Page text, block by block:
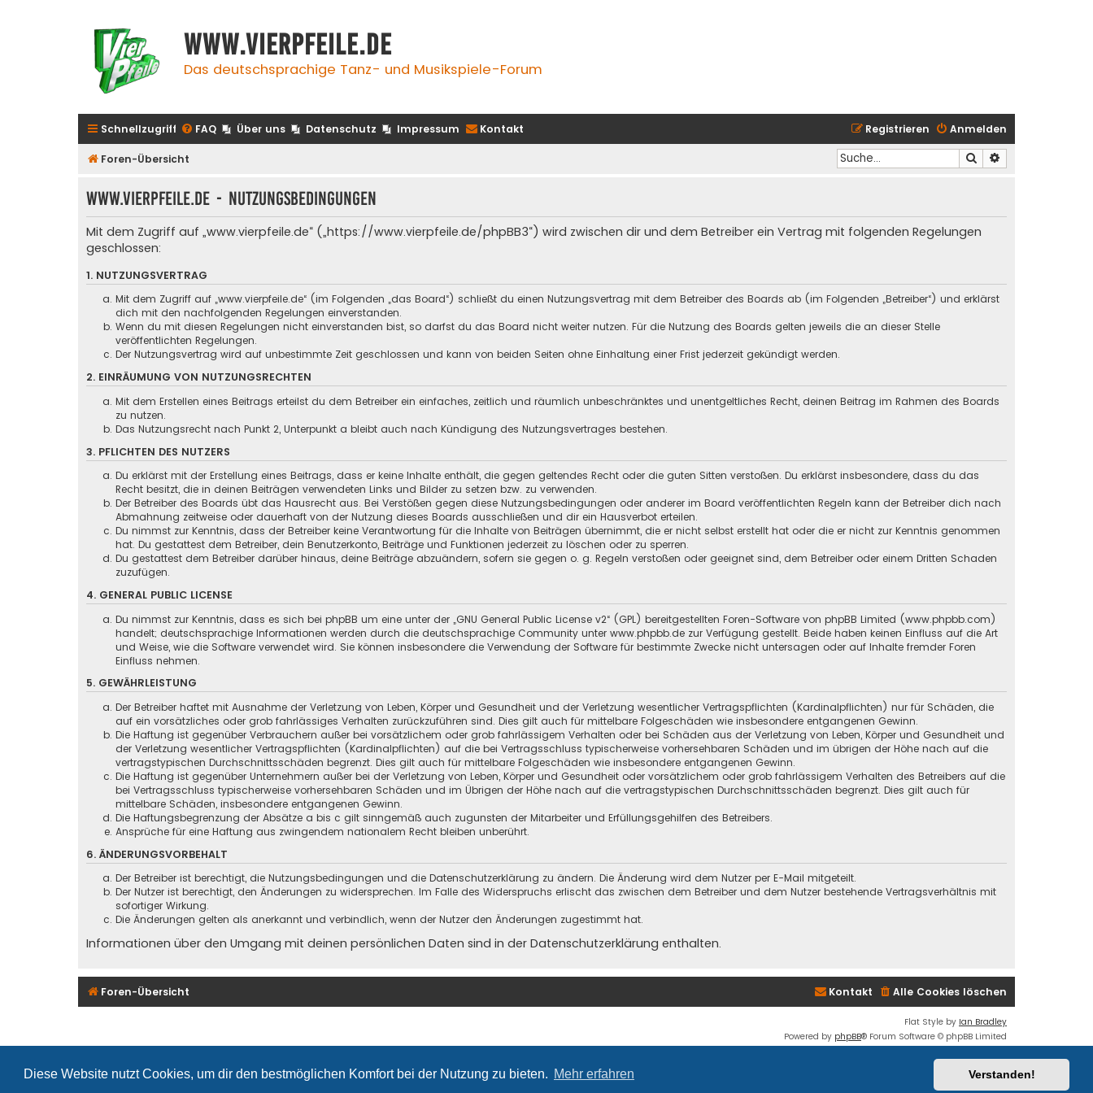
Diese Website nutzt Cookies, um dir den bestmöglichen Komfort bei der Nutzung zu bieten. Mehr erfahren Verstanden!
www.vierpfeile.de
Das deutschsprachige Tanz- und Musikspiele-Forum
Schnellzugriff FAQ Über uns Datenschutz Impressum Kontakt Anmelden
Registrieren
Foren-Übersicht Suche
www.vierpfeile.de - Nutzungsbedingungen
Mit dem Zugriff auf „www.vierpfeile.de“ („https://www.vierpfeile.de/phpBB3“) wird zwischen dir und dem Betreiber ein Vertrag mit folgenden Regelungen
geschlossen:
1. NUTZUNGSVERTRAG
Mit dem Zugriff auf „www.vierpfeile.de“ (im Folgenden „das Board“) schließt du einen Nutzungsvertrag mit dem Betreiber des Boards ab (im Folgenden „Betreiber“) und erklärst
dich mit den nachfolgenden Regelungen einverstanden.
Wenn du mit diesen Regelungen nicht einverstanden bist, so darfst du das Board nicht weiter nutzen. Für die Nutzung des Boards gelten jeweils die an dieser Stelle
veröffentlichten Regelungen.
Der Nutzungsvertrag wird auf unbestimmte Zeit geschlossen und kann von beiden Seiten ohne Einhaltung einer Frist jederzeit gekündigt werden.
2. EINRÄUMUNG VON NUTZUNGSRECHTEN
Mit dem Erstellen eines Beitrags erteilst du dem Betreiber ein einfaches, zeitlich und räumlich unbeschränktes und unentgeltliches Recht, deinen Beitrag im Rahmen des Boards
zu nutzen.
Das Nutzungsrecht nach Punkt 2, Unterpunkt a bleibt auch nach Kündigung des Nutzungsvertrages bestehen.
3. PFLICHTEN DES NUTZERS
Du erklärst mit der Erstellung eines Beitrags, dass er keine Inhalte enthält, die gegen geltendes Recht oder die guten Sitten verstoßen. Du erklärst insbesondere, dass du das
Recht besitzt, die in deinen Beiträgen verwendeten Links und Bilder zu setzen bzw. zu verwenden.
Der Betreiber des Boards übt das Hausrecht aus. Bei Verstößen gegen diese Nutzungsbedingungen oder anderer im Board veröffentlichten Regeln kann der Betreiber dich nach
Abmahnung zeitweise oder dauerhaft von der Nutzung dieses Boards ausschließen und dir ein Hausverbot erteilen.
Du nimmst zur Kenntnis, dass der Betreiber keine Verantwortung für die Inhalte von Beiträgen übernimmt, die er nicht selbst erstellt hat oder die er nicht zur Kenntnis genommen
hat. Du gestattest dem Betreiber, dein Benutzerkonto, Beiträge und Funktionen jederzeit zu löschen oder zu sperren.
Du gestattest dem Betreiber darüber hinaus, deine Beiträge abzuändern, sofern sie gegen o. g. Regeln verstoßen oder geeignet sind, dem Betreiber oder einem Dritten Schaden
zuzufügen.
4. GENERAL PUBLIC LICENSE
Du nimmst zur Kenntnis, dass es sich bei phpBB um eine unter der „GNU General Public License v2“ (GPL) bereitgestellten Foren-Software von phpBB Limited (www.phpbb.com)
handelt; deutschsprachige Informationen werden durch die deutschsprachige Community unter www.phpbb.de zur Verfügung gestellt. Beide haben keinen Einfluss auf die Art
und Weise, wie die Software verwendet wird. Sie können insbesondere die Verwendung der Software für bestimmte Zwecke nicht untersagen oder auf Inhalte fremder Foren
Einfluss nehmen.
5. GEWÄHRLEISTUNG
Der Betreiber haftet mit Ausnahme der Verletzung von Leben, Körper und Gesundheit und der Verletzung wesentlicher Vertragspflichten (Kardinalpflichten) nur für Schäden, die
auf ein vorsätzliches oder grob fahrlässiges Verhalten zurückzuführen sind. Dies gilt auch für mittelbare Folgeschäden wie insbesondere entgangenen Gewinn.
Die Haftung ist gegenüber Verbrauchern außer bei vorsätzlichem oder grob fahrlässigem Verhalten oder bei Schäden aus der Verletzung von Leben, Körper und Gesundheit und
der Verletzung wesentlicher Vertragspflichten (Kardinalpflichten) auf die bei Vertragsschluss typischerweise vorhersehbaren Schäden und im übrigen der Höhe nach auf die
vertragstypischen Durchschnittsschäden begrenzt. Dies gilt auch für mittelbare Folgeschäden wie insbesondere entgangenen Gewinn.
Die Haftung ist gegenüber Unternehmern außer bei der Verletzung von Leben, Körper und Gesundheit oder vorsätzlichem oder grob fahrlässigem Verhalten des Betreibers auf die
bei Vertragsschluss typischerweise vorhersehbaren Schäden und im Übrigen der Höhe nach auf die vertragstypischen Durchschnittsschäden begrenzt. Dies gilt auch für
mittelbare Schäden, insbesondere entgangenen Gewinn.
Die Haftungsbegrenzung der Absätze a bis c gilt sinngemäß auch zugunsten der Mitarbeiter und Erfüllungsgehilfen des Betreibers.
Ansprüche für eine Haftung aus zwingendem nationalem Recht bleiben unberührt.
6. ÄNDERUNGSVORBEHALT
Der Betreiber ist berechtigt, die Nutzungsbedingungen und die Datenschutzerklärung zu ändern. Die Änderung wird dem Nutzer per E-Mail mitgeteilt.
Der Nutzer ist berechtigt, den Änderungen zu widersprechen. Im Falle des Widerspruchs erlischt das zwischen dem Betreiber und dem Nutzer bestehende Vertragsverhältnis mit
sofortiger Wirkung.
Die Änderungen gelten als anerkannt und verbindlich, wenn der Nutzer den Änderungen zugestimmt hat.
Informationen über den Umgang mit deinen persönlichen Daten sind in der Datenschutzerklärung enthalten.
Foren-Übersicht Alle Cookies löschen
Kontakt
Flat Style by Ian Bradley
Powered by phpBB® Forum Software © phpBB Limited
Nutzungsbedingungen